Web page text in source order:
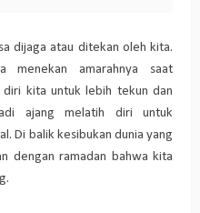
dijaga atau ditekan oleh kita.
menekan amarahnya saat
diri kita untuk lebih tekun dan
ajang melatih diri untuk
Di balik kesibukan dunia yang
dengan ramadan bahwa kita